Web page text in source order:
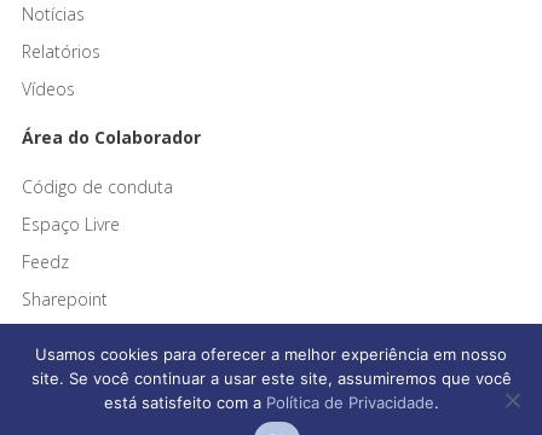
Notícias
Relatórios
Vídeos
Área do Colaborador
Código de conduta
Espaço Livre
Feedz
Sharepoint
Usamos cookies para oferecer a melhor experiência em nosso
site. Se você continuar a usar este site, assumiremos que você
está satisfeito com a Política de Privacidade.